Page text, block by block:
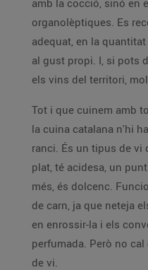
amb la cocció, sinó en
organolèptiques. Es
adequat, en la
al gust propi. I, si pots
els vins del territori,
Tot i que cuinem amb
la cuina catalana n'hi
ranci. És un tipus de vi
plat, té acidesa, un
més, és dolcenc.
de carn, ja que neteja
en enrossir-la i els
perfumada. Però no
de vi.